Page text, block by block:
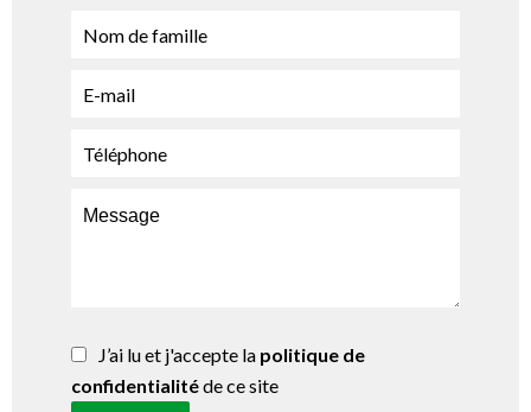
J’ai lu et j'accepte la politique de
confidentialitéde ce site